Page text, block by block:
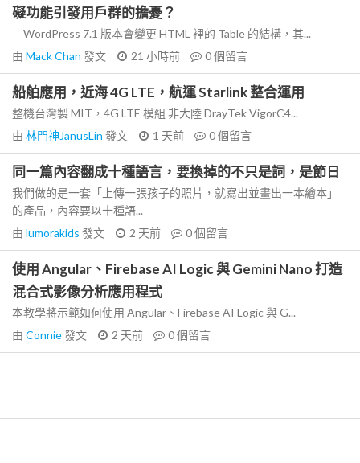
礙功能引發用戶群的擔憂？
WordPress 7.1 版本會變更 HTML 裡的 Table 的結構，其...
由 Mack Chan 發文 21 小時前 0個留言
船舶應用，近海 4G LTE，航運 Starlink 整合運用
整機台灣製 MIT，4G LTE 模組 非大陸 DrayTek VigorC4...
由 林門神JanusLin 發文 1 天前 0個留言
同一篇內容翻成十種語言，要換掉的不只是詞，是節日
我們做的是一套「上傳一張孩子的照片，就寫出並畫出一本繪本」
的產品，內容要以十種語...
由 lumorakids 發文 2 天前 0個留言
使用 Angular、Firebase AI Logic 與 Gemini Nano 打造
混合式影像分析應用程式
本教學將示範如何使用 Angular、Firebase AI Logic 與 G...
由 Connie發文 2 天前 0個留言